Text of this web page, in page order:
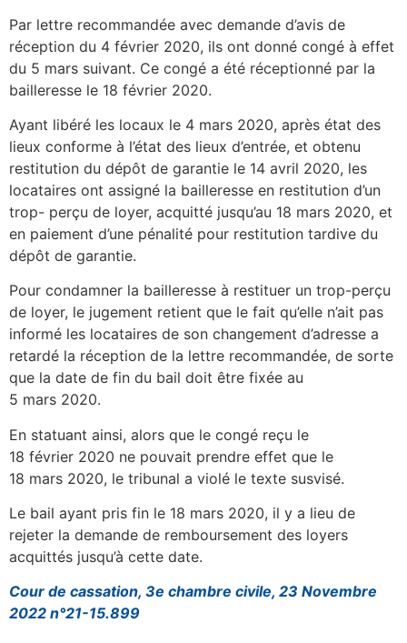
Par lettre recommandée avec demande d’avis de
réception du 4 février 2020, ils ont donné congé à effet
du 5 mars suivant. Ce congé a été réceptionné par la
bailleresse le 18 février 2020.
Ayant libéré les locaux le 4 mars 2020, après état des
lieux conforme à l’état des lieux d’entrée, et obtenu
restitution du dépôt de garantie le 14 avril 2020, les
locataires ont assigné la bailleresse en restitution d’un
trop- perçu de loyer, acquitté jusqu’au 18 mars 2020, et
en paiement d’une pénalité pour restitution tardive du
dépôt de garantie.
Pour condamner la bailleresse à restituer un trop-perçu
de loyer, le jugement retient que le fait qu’elle n’ait pas
informé les locataires de son changement d’adresse a
retardé la réception de la lettre recommandée, de sorte
que la date de fin du bail doit être fixée au
5 mars 2020.
En statuant ainsi, alors que le congé reçu le
18 février 2020 ne pouvait prendre effet que le
18 mars 2020, le tribunal a violé le texte susvisé.
Le bail ayant pris fin le 18 mars 2020, il y a lieu de
rejeter la demande de remboursement des loyers
acquittés jusqu’à cette date.
Cour de cassation, 3e chambre civile, 23 Novembre
2022 n°21-15.899